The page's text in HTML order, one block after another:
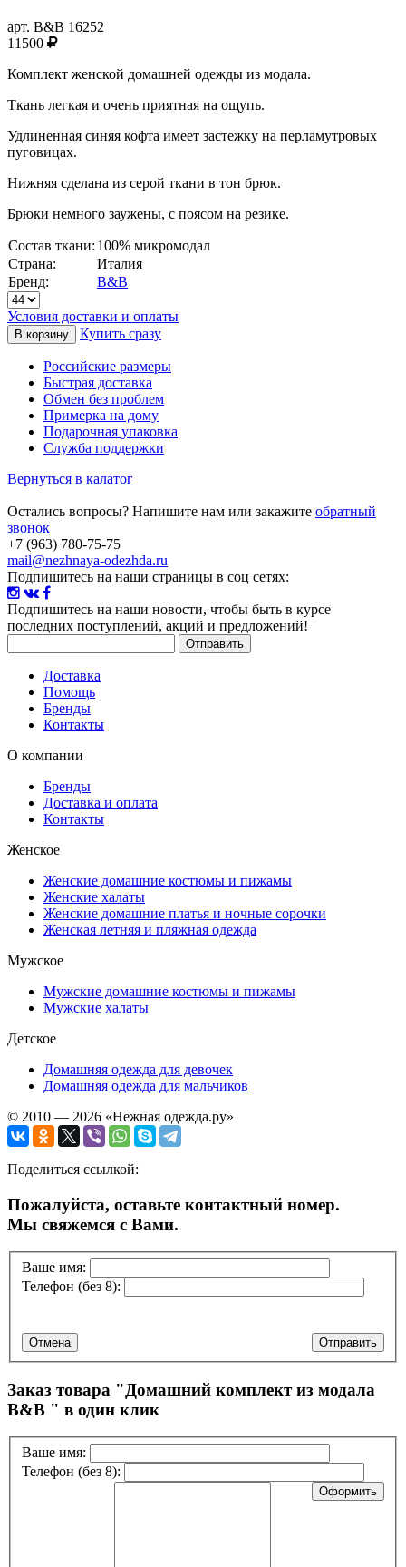
арт. B&B 16252
11500
Комплект женской домашней одежды из модала.
Ткань легкая и очень приятная на ощупь.
Удлиненная синяя кофта имеет застежку на перламутровых
пуговицах.
Нижняя сделана из серой ткани в тон брюк.
Брюки немного заужены, с поясом на резике.
Состав ткани: 100% микромодал
Страна:
Италия
Бренд:
B&B
Условия доставки и оплаты
Купить сразу
Российские размеры
Быстрая доставка
Обмен без проблем
Примерка на дому
Подарочная упаковка
Служба поддержки
Вернуться в калатог
Остались вопросы? Напишите нам или закажите обратный
звонок
+7 (963) 780-75-75
mail@nezhnaya-odezhda.ru
Подпишитесь на наши страницы в соц сетях:
Подпишитесь на наши новости, чтобы быть в курсе
последних поступлений, акций и предложений!
Доставка
Помощь
Бренды
Контакты
О компании
Бренды
Доставка и оплата
Контакты
Женское
Женские домашние костюмы и пижамы
Женские халаты
Женские домашние платья и ночные сорочки
Женская летняя и пляжная одежда
Мужское
Мужские домашние костюмы и пижамы
Мужские халаты
Детское
Домашняя одежда для девочек
Домашняя одежда для мальчиков
© 2010 — 2026 «Нежная одежда.ру»
Поделиться ссылкой:
Пожалуйста, оставьте контактный номер.
Мы свяжемся с Вами.
Ваше имя:
Телефон (без 8):
Отправить
Отмена
Заказ товара "Домашний комплект из модала
B&B " в один клик
Ваше имя:
Телефон (без 8):
Оформить